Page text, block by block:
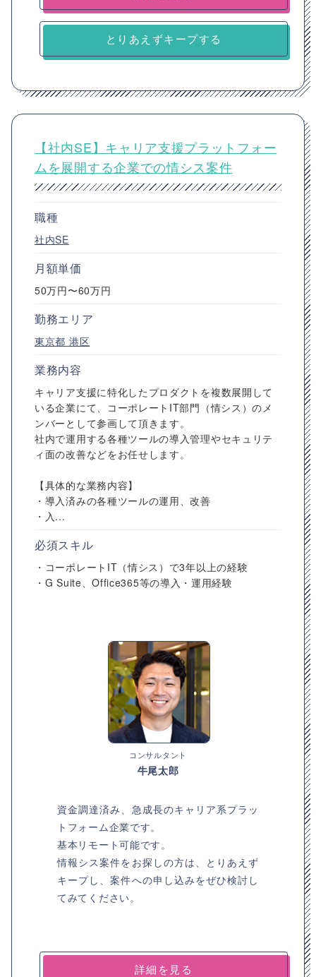
とりあえずキープする
【社内SE】キャリア支援プラットフォー
ムを展開する企業での情シス案件
職種
社内SE
月額単価
50万円〜60万円
勤務エリア
東京都 港区
業務内容
キャリア支援に特化したプロダクトを複数展開して
いる企業にて、コーポレートIT部門（情シス）のメ
ンバーとして参画して頂きます。
社内で運用する各種ツールの導入管理やセキュリテ
ィ面の改善などをお任せします。
【具体的な業務内容】
・導入済みの各種ツールの運用、改善
・入...
必須スキル
・コーポレートIT（情シス）で3年以上の経験
・G Suite、Office365等の導入・運用経験
コンサルタント
牛尾太郎
資金調達済み、急成長のキャリア系プラッ
トフォーム企業です。
基本リモート可能です。
情報シス案件をお探しの方は、とりあえず
キープし、案件への申し込みをぜひ検討し
てみてください。
詳細を見る